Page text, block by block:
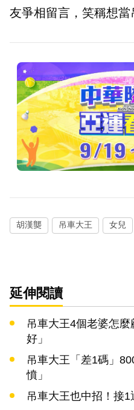
友爭相留言，笑稱想當
胡漢龑 吊車大王 女兒
延伸閱讀
吊車大王4個老婆怎
好」
吊車大王「差1碼」
憤」
吊車大王也中招！接